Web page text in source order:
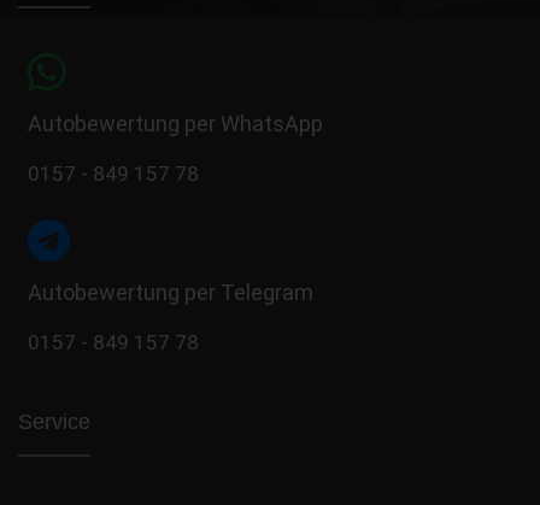
Autobewertung per WhatsApp
0157 - 849 157 78
Autobewertung per Telegram
0157 - 849 157 78
Service